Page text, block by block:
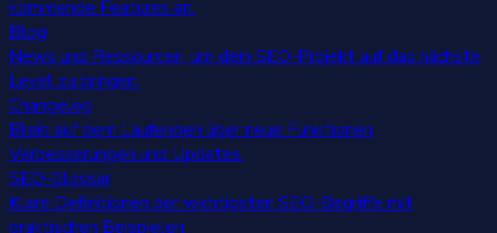
kommende Features an.
Blog
News und Ressourcen, um dein SEO-Projekt auf das nächste
Level zu bringen.
Changelog
Bleib auf dem Laufenden über neue Funktionen,
Verbesserungen und Updates.
SEO-Glossar
Klare Definitionen der wichtigsten SEO-Begriffe mit
praktischen Beispielen.